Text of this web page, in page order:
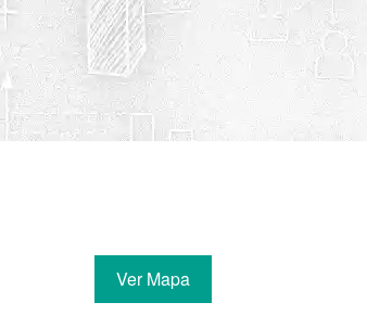
Ver Mapa